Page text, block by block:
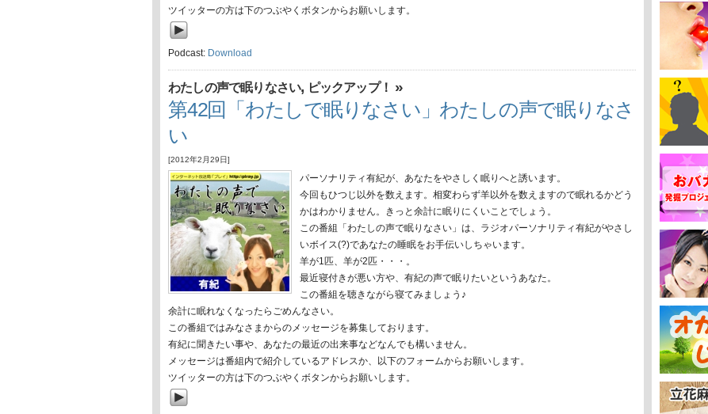
ツイッターの方は下のつぶやくボタンからお願いします。
Podcast: Download
わたしの声で眠りなさい, ピックアップ！ »
第42回「わたしで眠りなさい」わたしの声で眠りなさ
い
[2012年2月29日]
パーソナリティ有紀が、あなたをやさしく眠りへと誘います。
今回もひつじ以外を数えます。相変わらず羊以外を数えますので眠れるかどう
かはわかりません。きっと余計に眠りにくいことでしょう。
この番組「わたしの声で眠りなさい」は、ラジオパーソナリティ有紀がやさし
いボイス(?)であなたの睡眠をお手伝いしちゃいます。
羊が1匹、羊が2匹・・・。
最近寝付きが悪い方や、有紀の声で眠りたいというあなた。
この番組を聴きながら寝てみましょう♪
余計に眠れなくなったらごめんなさい。
この番組ではみなさまからのメッセージを募集しております。
有紀に聞きたい事や、あなたの最近の出来事などなんでも構いません。
メッセージは番組内で紹介しているアドレスか、以下のフォームからお願いします。
ツイッターの方は下のつぶやくボタンからお願いします。